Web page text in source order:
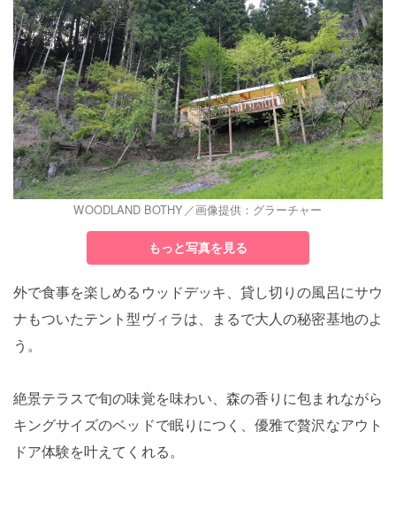
WOODLAND BOTHY／画像提供：グラーチャー
もっと写真を見る
外で食事を楽しめるウッドデッキ、貸し切りの風呂にサウ
ナもついたテント型ヴィラは、まるで大人の秘密基地のよ
う。
絶景テラスで旬の味覚を味わい、森の香りに包まれながら
キングサイズのベッドで眠りにつく、優雅で贅沢なアウト
ドア体験を叶えてくれる。